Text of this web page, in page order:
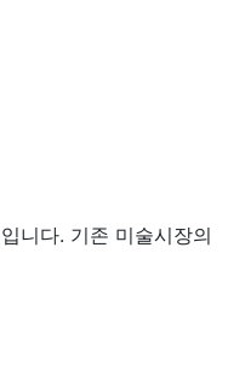
니다. 기존 미술시장의